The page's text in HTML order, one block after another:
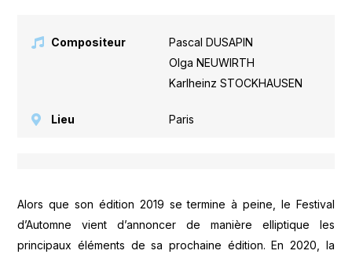
Compositeur Pascal DUSAPIN
Olga NEUWIRTH
Karlheinz STOCKHAUSEN
Lieu Paris
Alors que son édition 2019 se termine à peine, le Festival
d’Automne vient d’annoncer de manière elliptique les
principaux éléments de sa prochaine édition. En 2020, la